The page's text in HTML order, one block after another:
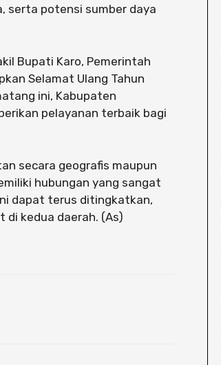
serta potensi sumber daya
Bupati Karo, Pemerintah
Selamat Ulang Tahun
ini, Kabupaten
pelayanan terbaik bagi
secara geografis maupun
hubungan yang sangat
dapat terus ditingkatkan,
di kedua daerah. (As)